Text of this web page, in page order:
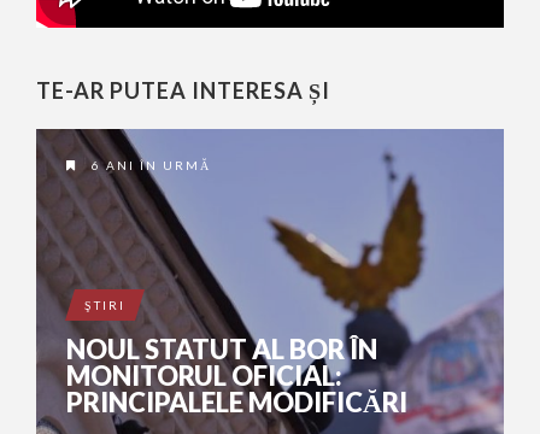
TE-AR PUTEA INTERESA ȘI
6 ANI ÎN URMĂ
ŞTIRI
NOUL STATUT AL BOR ÎN
MONITORUL OFICIAL:
PRINCIPALELE MODIFICĂRI